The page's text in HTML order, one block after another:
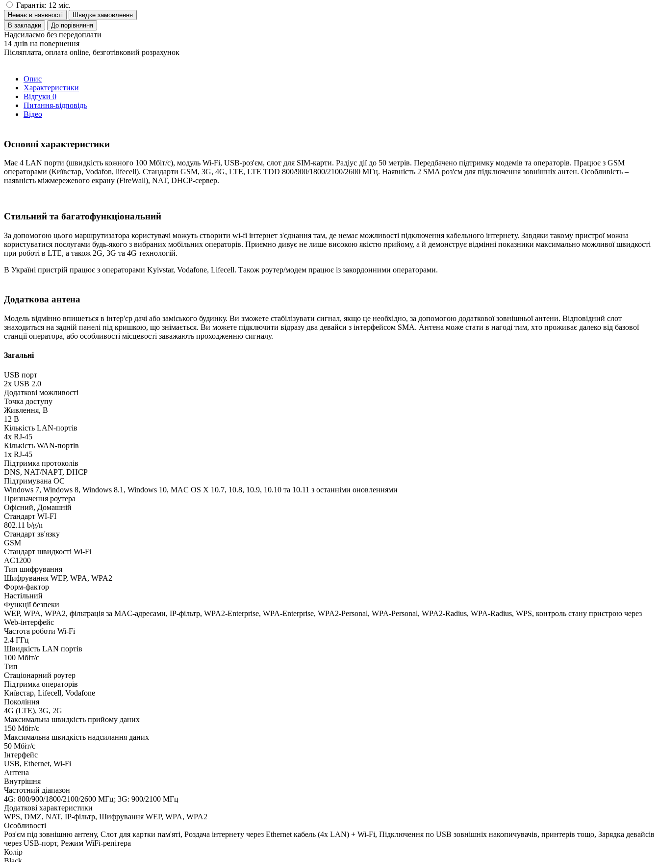
Гарантія: 12 міс.
Немає в наявності
Швидке замовлення
В закладки
До порівняння
Надсилаємо без передоплати
14 днів на повернення
Післяплата, оплата online, безготівковий розрахунок
Опис
Характеристики
Відгуки 0
Питання-відповідь
Відео
Основні характеристики
Має 4 LAN порти (швидкість кожного 100 Мбіт/с), модуль Wi-Fi, USB-роз'єм, слот для SIM-карти. Радіус дії до 50 метрів. Передбачено підтримку модемів та операторів. Працює з GSM
операторами (Київстар, Vodafon, lifecell). Стандарти GSM, 3G, 4G, LTE, LTE TDD 800/900/1800/2100/2600 МГц. Наявність 2 SMA роз'єм для підключення зовнішніх антен. Особливість –
наявність міжмережевого екрану (FireWall), NAT, DHCP-сервер.
Стильний та багатофункціональний
За допомогою цього маршрутизатора користувачі можуть створити wi-fi інтернет з'єднання там, де немає можливості підключення кабельного інтернету. Завдяки такому пристрої можна
користуватися послугами будь-якого з вибраних мобільних операторів. Приємно дивує не лише високою якістю прийому, а й демонструє відмінні показники максимально можливої швидкості
при роботі в LTE, а також 2G, 3G та 4G технологій.
В Україні пристрій працює з операторами Kyivstar, Vodafone, Lifecell. Також роутер/модем працює із закордонними операторами.
Додаткова антена
Модель відмінно впишеться в інтер'єр дачі або заміського будинку. Ви зможете стабілізувати сигнал, якщо це необхідно, за допомогою додаткової зовнішньої антени. Відповідний слот
знаходиться на задній панелі під кришкою, що знімається. Ви можете підключити відразу два девайси з інтерфейсом SMA. Антена може стати в нагоді тим, хто проживає далеко від базової
станції оператора, або особливості місцевості заважають проходженню сигналу.
Загальні
USB порт
2х USB 2.0
Додаткові можливості
Точка доступу
Живлення, В
12 В
Кількість LAN-портів
4х RJ-45
Кількість WAN-портів
1x RJ-45
Підтримка протоколів
DNS, NAT/NAPT, DHCP
Підтримувана ОС
Windows 7, Windows 8, Windows 8.1, Windows 10, MAC OS X 10.7, 10.8, 10.9, 10.10 та 10.11 з останніми оновленнями
Призначення роутера
Офісний, Домашній
Стандарт WI-FI
802.11 b/g/n
Стандарт зв'язку
GSM
Стандарт швидкості Wi-Fi
AC1200
Тип шифрування
Шифрування WEP, WPA, WPA2
Форм-фактор
Настільний
Функції безпеки
WEP, WPA, WPA2, фільтрація за MAC-адресами, IP-фільтр, WPA2-Enterprise, WPA-Enterprise, WPA2-Personal, WPA-Personal, WPA2-Radius, WPA-Radius, WPS, контроль стану пристрою через
Web-інтерфейс
Частота роботи Wi-Fi
2.4 ГГц
Швидкість LAN портів
100 Мбіт/с
Тип
Стаціонарний роутер
Підтримка операторів
Київстар, Lifecell, Vodafone
Покоління
4G (LTE), 3G, 2G
Максимальна швидкість прийому даних
150 Мбіт/с
Максимальна швидкість надсилання даних
50 Мбіт/с
Інтерфейс
USB, Ethernet, Wi-Fi
Антена
Внутрішня
Частотний діапазон
4G: 800/900/1800/2100/2600 МГц; 3G: 900/2100 МГц
Додаткові характеристики
WPS, DMZ, NAT, IP-фільтр, Шифрування WEP, WPA, WPA2
Особливості
Роз'єм під зовнішню антену, Слот для картки пам'яті, Роздача інтернету через Ethernet кабель (4х LAN) + Wi-Fi, Підключення по USB зовнішніх накопичувачів, принтерів тощо, Зарядка девайсів
через USB-порт, Режим WiFi-репітера
Колір